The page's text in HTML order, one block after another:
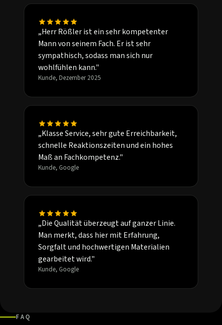
„Herr Rößler ist ein sehr kompetenter
Mann von seinem Fach. Er ist sehr
sympathisch, sodass man sich nur
wohlfühlen kann."
Kunde, Dezember 2025
„Klasse Service, sehr gute Erreichbarkeit,
schnelle Reaktionszeiten und ein hohes
Maß an Fachkompetenz."
Kunde, Google
„Die Qualität überzeugt auf ganzer Linie.
Man merkt, dass hier mit Erfahrung,
Sorgfalt und hochwertigen Materialien
gearbeitet wird."
Kunde, Google
FAQ